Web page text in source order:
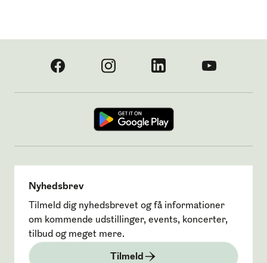
Nyhedsbrev
Tilmeld dig nyhedsbrevet og få informationer
om kommende udstillinger, events, koncerter,
tilbud og meget mere.
Tilmeld